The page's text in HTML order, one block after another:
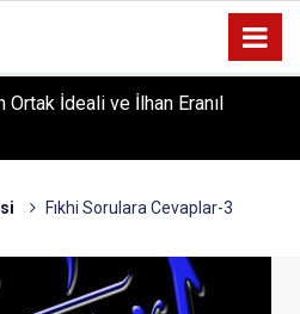
İdeali ve İlhan Eranıl
MERHABA’ COŞKUSU: Kursiyerler
Fıkhi Sorulara Cevaplar-3